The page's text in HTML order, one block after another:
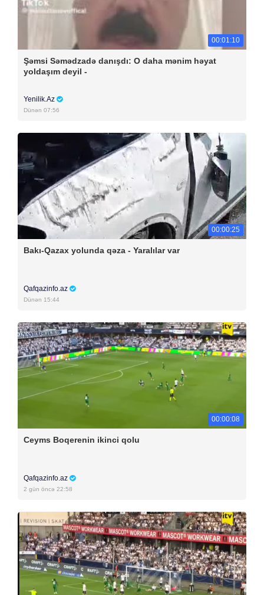
00:01:10
Şəmsi Səmədzadə danışdı: O daha mənim həyat
yoldaşım deyil -
Yenilik.Az
Dünən 07:56
00:00:25
Bakı-Qazax yolunda qəza - Yaralılar var
Qafqazinfo.az
Dünən 15:44
00:00:08
Ceyms Boqerenin ikinci qolu
Qafqazinfo.az
2 gün öncə 22:58